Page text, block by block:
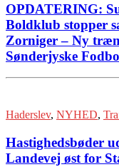
OPDATERING:
Boldklub stopper
Zorniger – Ny
Sønderjyske
Haderslev, NYHED,
Hastighedsbøder
Landevej øst for